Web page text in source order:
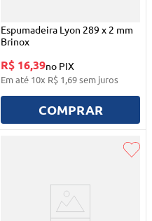
Espumadeira Lyon 289 x 2 mm
Brinox
R$ 16,39no PIX
Em até 10x R$ 1,69sem juros
COMPRAR